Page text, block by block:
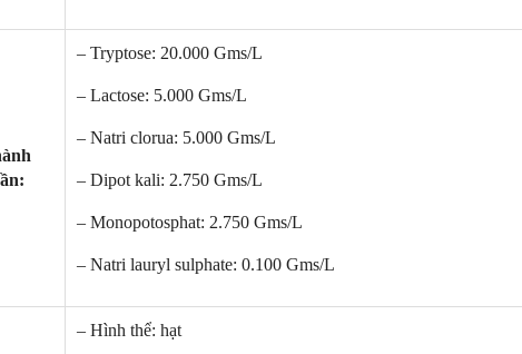
soi màu TL-D 90 Graphica
90 Graphica 18W/965 mô
hoàn màu cực cao nên được
Bóng đèn soi màu TL-D 90 Graphica
TL-D 90 Graphica 18W/950 mô
– Tryptose: 20.000 Gms/L
– Lactose: 5.000 Gms/L
– Natri clorua: 5.000 Gms/L
– Dipot kali: 2.750 Gms/L
– Monopotosphat: 2.750 Gms/L
– Natri lauryl sulphate: 0.100 Gms/L
– Hình thể: hạt